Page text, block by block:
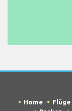
Home Flüge